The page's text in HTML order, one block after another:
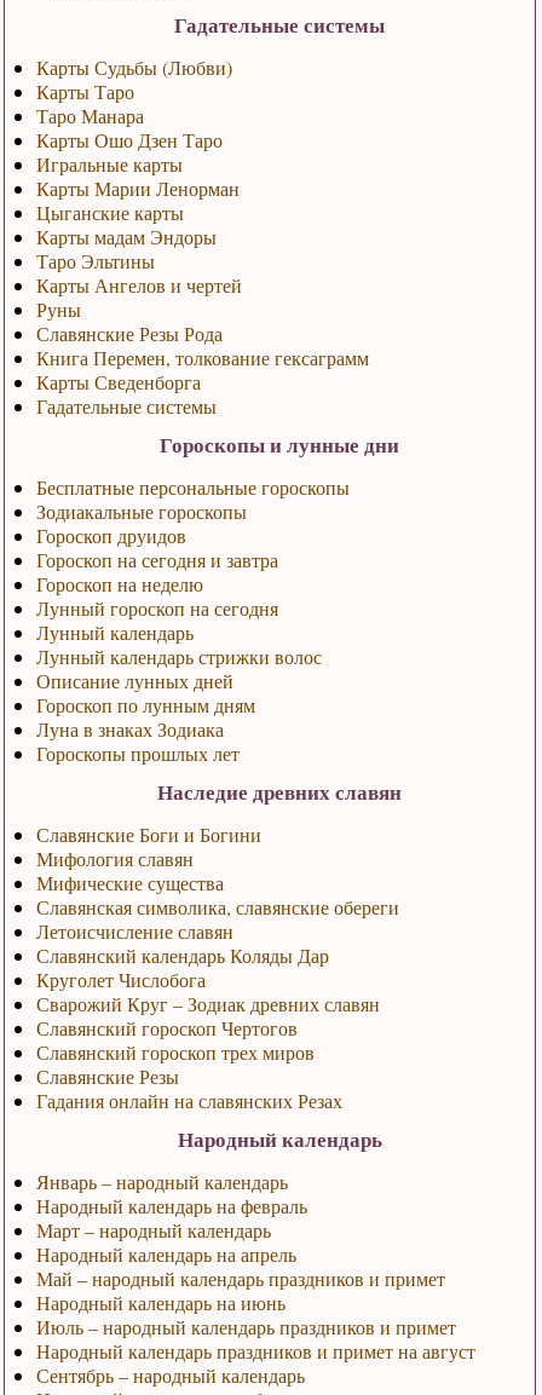
Гадательные системы
Карты Судьбы (Любви)
Карты Таро
Таро Манара
Карты Ошо Дзен Таро
Игральные карты
Карты Марии Ленорман
Цыганские карты
Карты мадам Эндоры
Таро Эльтины
Карты Ангелов и чертей
Руны
Славянские Резы Рода
Книга Перемен, толкование гексаграмм
Карты Сведенборга
Гадательные системы
Гороскопы и лунные дни
Бесплатные персональные гороскопы
Зодиакальные гороскопы
Гороскоп друидов
Гороскоп на сегодня и завтра
Гороскоп на неделю
Лунный гороскоп на сегодня
Лунный календарь
Лунный календарь стрижки волос
Описание лунных дней
Гороскоп по лунным дням
Луна в знаках Зодиака
Гороскопы прошлых лет
Наследие древних славян
Славянские Боги и Богини
Мифология славян
Мифические существа
Славянская символика, славянские обереги
Летоисчисление славян
Славянский календарь Коляды Дар
Круголет Числобога
Сварожий Круг – Зодиак древних славян
Славянский гороскоп Чертогов
Славянский гороскоп трех миров
Славянские Резы
Гадания онлайн на славянских Резах
Народный календарь
Январь – народный календарь
Народный календарь на февраль
Март – народный календарь
Народный календарь на апрель
Май – народный календарь праздников и примет
Народный календарь на июнь
Июль – народный календарь праздников и примет
Народный календарь праздников и примет на август
Сентябрь – народный календарь